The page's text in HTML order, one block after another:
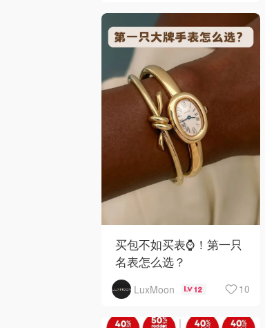
买包不如买表⌚️！第一只
名表怎么选？
LuxMoon 12 10